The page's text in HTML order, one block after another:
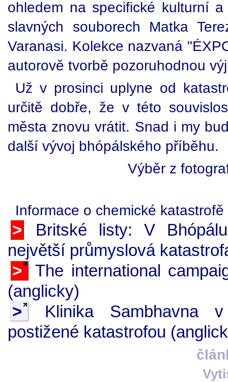
ohledem na specifické kulturní
slavných souborech Matka
Varanasi. Kolekce nazvaná
autorově tvorbě pozoruhodnou
Už v prosinci uplyne od
určitě dobře, že v této
města znovu vrátit. Snad i my
další vývoj bhópálského příběhu.
Výběr z
Informace o chemické
>
Britské listy: V
největší průmyslová
>
The international
(anglicky)
>
Klinika Sambhavna
postižené katastrofou